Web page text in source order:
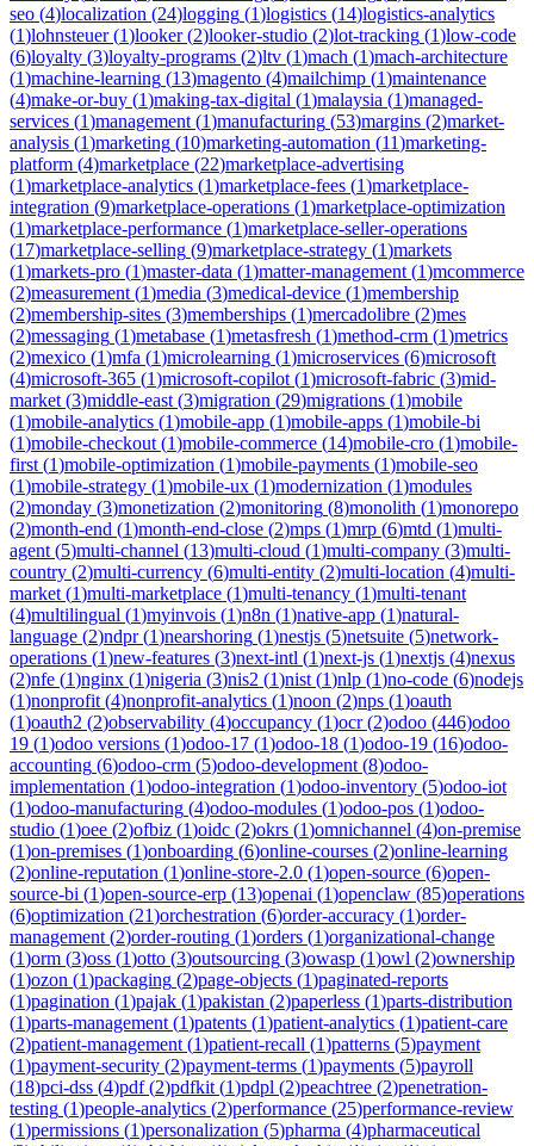
seo (4)localization (24)logging (1)logistics (14)logistics-analytics
(1)lohnsteuer(1)looker(2)looker-studio (2)lot-tracking (1)low-code
(6)loyalty (3)loyalty-programs (2)ltv (1)mach (1)mach-architecture
(1)machine-learning (13)magento (4)mailchimp (1)maintenance
(4)make-or-buy (1)making-tax-digital (1)malaysia (1)managed-
services (1)management (1)manufacturing (53)margins (2)market-
analysis (1)marketing (10)marketing-automation (11)marketing-
platform (4)marketplace (22)marketplace-advertising
(1)marketplace-analytics (1)marketplace-fees (1)marketplace-
integration (9)marketplace-operations (1)marketplace-optimization
(1)marketplace-performance (1)marketplace-seller-operations
(17)marketplace-selling (9)marketplace-strategy (1)markets
(1)markets-pro (1)master-data (1)matter-management (1)mcommerce
(2)measurement (1)media (3)medical-device (1)membership
(2)membership-sites (3)memberships (1)mercadolibre (2)mes
(2)messaging (1)metabase (1)metasfresh (1)method-crm (1)metrics
(2)mexico (1)mfa (1)microlearning (1)microservices (6)microsoft
(4)microsoft-365 (1)microsoft-copilot (1)microsoft-fabric (3)mid-
market (3)middle-east (3)migration (29)migrations (1)mobile
(1)mobile-analytics (1)mobile-app (1)mobile-apps (1)mobile-bi
(1)mobile-checkout (1)mobile-commerce (14)mobile-cro (1)mobile-
first (1)mobile-optimization (1)mobile-payments (1)mobile-seo
(1)mobile-strategy (1)mobile-ux (1)modernization (1)modules
(2)monday (3)monetization (2)monitoring (8)monolith (1)monorepo
(2)month-end (1)month-end-close (2)mps (1)mrp (6)mtd (1)multi-
agent (5)multi-channel (13)multi-cloud (1)multi-company (3)multi-
country (2)multi-currency (6)multi-entity (2)multi-location (4)multi-
market (1)multi-marketplace (1)multi-tenancy (1)multi-tenant
(4)multilingual (1)myinvois (1)n8n (1)native-app (1)natural-
language (2)ndpr(1)nearshoring (1)nestjs (5)netsuite (5)network-
operations (1)new-features (3)next-intl (1)next-js (1)nextjs (4)nexus
(2)nfe (1)nginx (1)nigeria (3)nis2 (1)nist (1)nlp (1)no-code (6)nodejs
(1)nonprofit (4)nonprofit-analytics (1)noon (2)nps (1)oauth
(1)oauth2 (2)observability (4)occupancy (1)ocr(2)odoo (446)odoo
19 (1)odoo versions (1)odoo-17 (1)odoo-18 (1)odoo-19 (16)odoo-
accounting (6)odoo-crm (5)odoo-development (8)odoo-
implementation (1)odoo-integration (1)odoo-inventory (5)odoo-iot
(1)odoo-manufacturing (4)odoo-modules (1)odoo-pos (1)odoo-
studio (1)oee (2)ofbiz (1)oidc (2)okrs (1)omnichannel (4)on-premise
(1)on-premises (1)onboarding (6)online-courses (2)online-learning
(2)online-reputation (1)online-store-2.0 (1)open-source (6)open-
source-bi (1)open-source-erp (13)openai (1)openclaw (85)operations
(6)optimization (21)orchestration (6)order-accuracy (1)order-
management (2)order-routing (1)orders (1)organizational-change
(1)orm (3)oss (1)otto (3)outsourcing (3)owasp (1)owl (2)ownership
(1)ozon (1)packaging (2)page-objects (1)paginated-reports
(1)pagination (1)pajak (1)pakistan (2)paperless (1)parts-distribution
(1)parts-management (1)patents (1)patient-analytics (1)patient-care
(2)patient-management (1)patient-recall (1)patterns (5)payment
(1)payment-security (2)payment-terms (1)payments (5)payroll
(18)pci-dss (4)pdf(2)pdfkit (1)pdpl (2)peachtree (2)penetration-
testing (1)people-analytics (2)performance (25)performance-review
(1)permissions (1)personalization (5)pharma (4)pharmaceutical